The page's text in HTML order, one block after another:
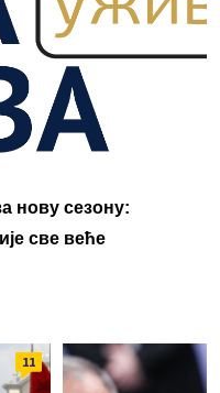
нову сезону:
све веће
11